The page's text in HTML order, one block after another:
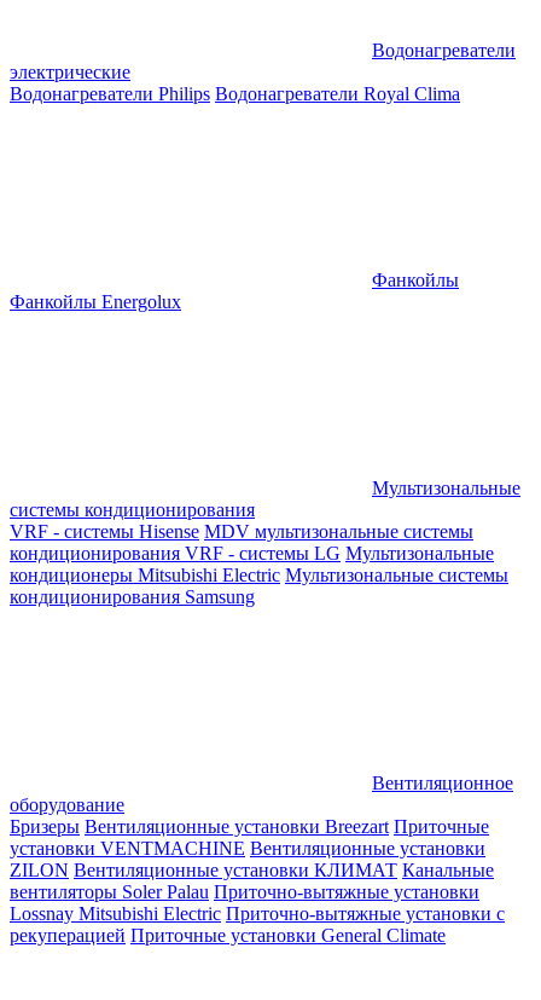
Водонагреватели
электрические
Водонагреватели Philips Водонагреватели Royal Clima
Фанкойлы
Фанкойлы Energolux
Мультизональные
системы кондиционирования
VRF - системы Hisense MDV мультизональные системы
кондиционирования VRF - системы LG Мультизональные
кондиционеры Mitsubishi Electric Мультизональные системы
кондиционирования Samsung
Вентиляционное
оборудование
Бризеры Вентиляционные установки Breezart Приточные
установки VENTMACHINE Вентиляционные установки
ZILON Вентиляционные установки КЛИМАТ Канальные
вентиляторы Soler Palau Приточно-вытяжные установки
Lossnay Mitsubishi Electric Приточно-вытяжные установки с
рекуперацией Приточные установки General Climate